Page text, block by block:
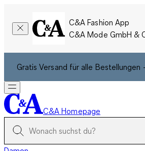
C&A Fashion App
C&A Mode GmbH &
Gratis Versand für alle Bestellungen
C&A Homepage